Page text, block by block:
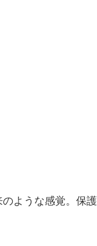
ような感覚。保護